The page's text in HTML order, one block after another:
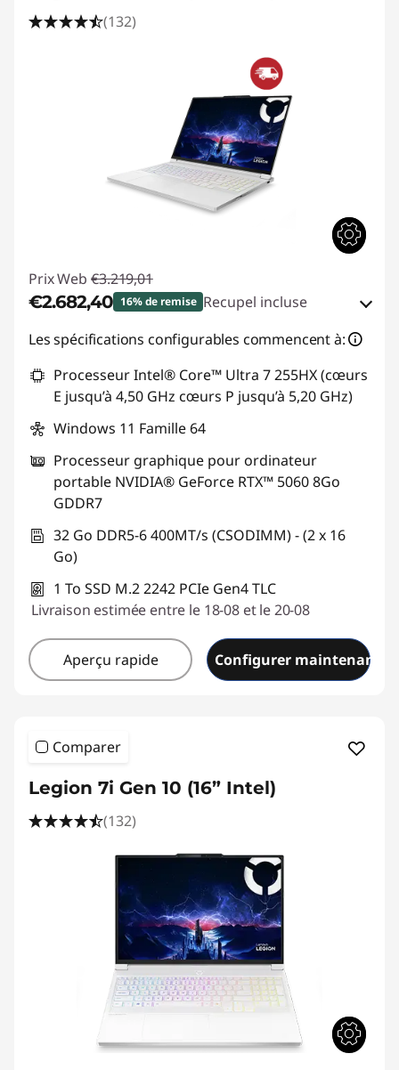
(132)
Prix Web €3.219,01
€2.682,40 16% de remise Recupel incluse
Bons de réduction en ligne :-€536,61
Code de réduction : GAMING-DEAL
Les spécifications configurables commencent à:
Processeur Intel® Core™ Ultra 7 255HX (cœurs
E jusqu’à 4,50 GHz cœurs P jusqu’à 5,20 GHz)
Windows 11 Famille 64
Processeur graphique pour ordinateur
portable NVIDIA® GeForce RTX™ 5060 8Go
GDDR7
32 Go DDR5-6 400MT/s (CSODIMM) - (2 x 16
Go)
1 To SSD M.2 2242 PCIe Gen4 TLC
Livraison estimée entre le 18-08 et le 20-08
Aperçu rapide Configurer maintenant
Comparer
Legion 7i Gen 10 (16” Intel)
(132)